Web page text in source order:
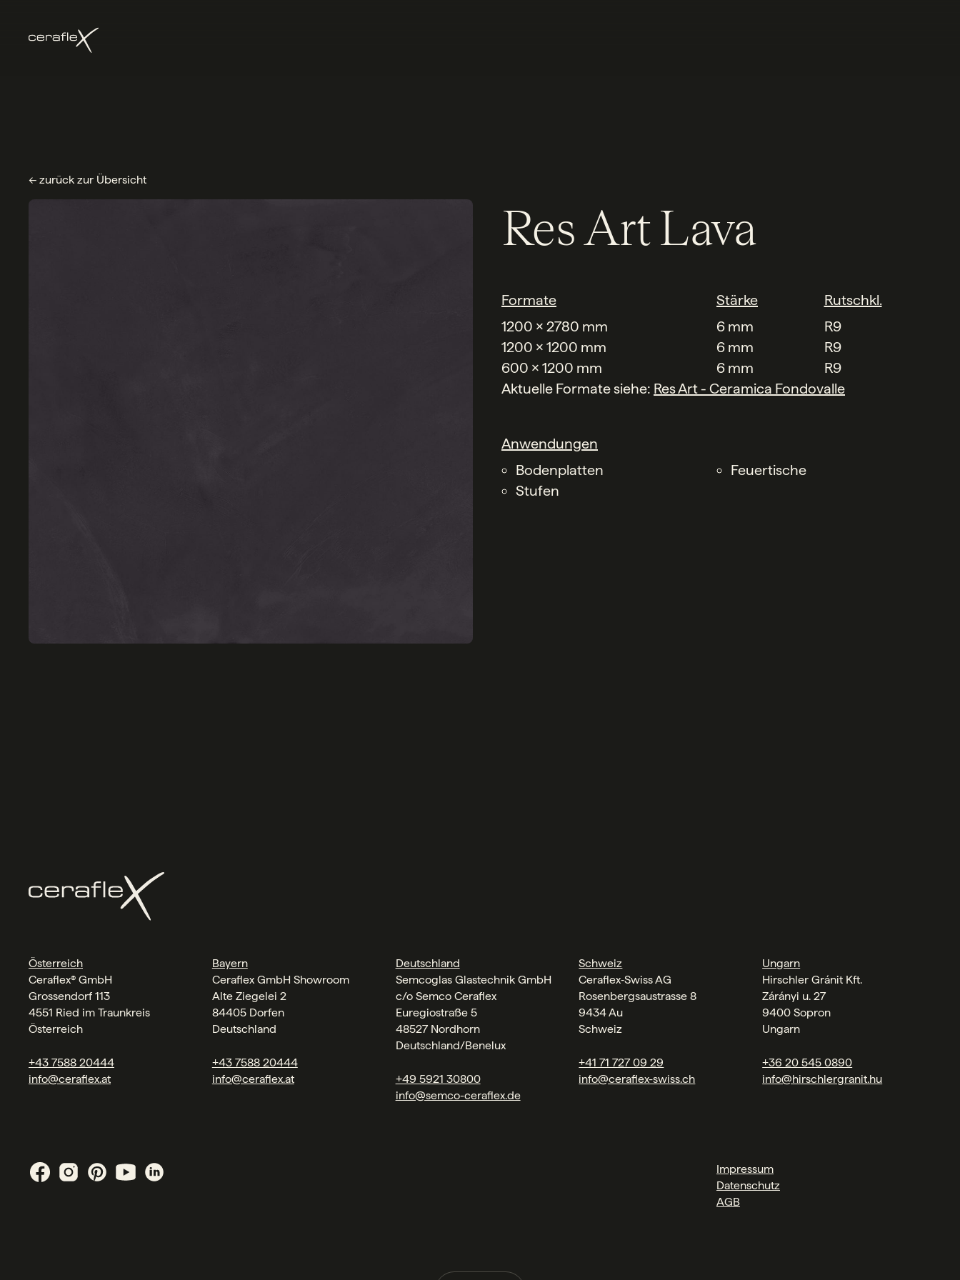
← zurück zur Übersicht
Res Art Lava
Formate Stärke
Rutschkl.
1200 x 2780 mm
6 mm
R9
1200 x 1200 mm
6 mm
R9
600 x 1200 mm
6 mm
R9
Aktuelle Formate siehe: Res Art - Ceramica Fondovalle
Anwendungen
Bodenplatten
Feuertische
Stufen
Österreich
Ceraflex® GmbH
Grossendorf 113
4551 Ried im Traunkreis
Österreich
+43 7588 20444
info@ceraflex.at
Bayern
Ceraflex GmbH Showroom
Alte Ziegelei 2
84405 Dorfen
Deutschland
+43 7588 20444
info@ceraflex.at
Deutschland
Semcoglas Glastechnik GmbH
c/o Semco Ceraflex
Euregiostraße 5
48527 Nordhorn
Deutschland/Benelux
+49 5921 30800
info@semco-ceraflex.de
Schweiz
Ceraflex‑Swiss AG
Rosenbergsaustrasse 8
9434 Au
Schweiz
+41 71 727 09 29
info@ceraflex-swiss.ch
Ungarn
Hirschler Gránit Kft.
Zárányi u. 27
9400 Sopron
Ungarn
+36 20 545 0890
info@hirschlergranit.hu
Impressum
Datenschutz
AGB